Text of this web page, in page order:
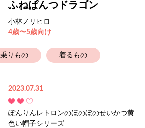
ふねぱんつドラゴン
小林ノリヒロ
4歳〜5歳向け
乗りもの 着るもの
2023.07.31
ぽんりんレトロンのほのぼのせいかつ黄
色い帽子シリーズ